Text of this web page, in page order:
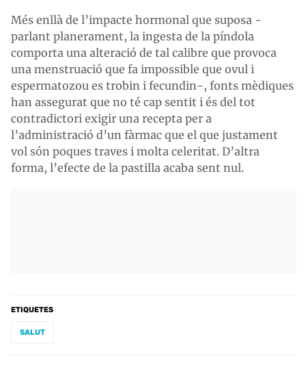
Més enllà de l’impacte hormonal que suposa -
parlant planerament, la ingesta de la píndola
comporta una alteració de tal calibre que provoca
una menstruació que fa impossible que ovul i
espermatozou es trobin i fecundin-, fonts mèdiques
han assegurat que no té cap sentit i és del tot
contradictori exigir una recepta per a
l’administració d’un fàrmac que el que justament
vol són poques traves i molta celeritat. D’altra
forma, l’efecte de la pastilla acaba sent nul.
ETIQUETES
SALUT